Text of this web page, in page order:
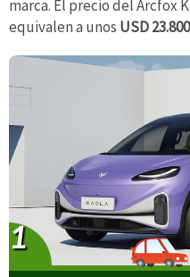
marca. El precio del Arcfox
equivalen a unos USD 23.800
1